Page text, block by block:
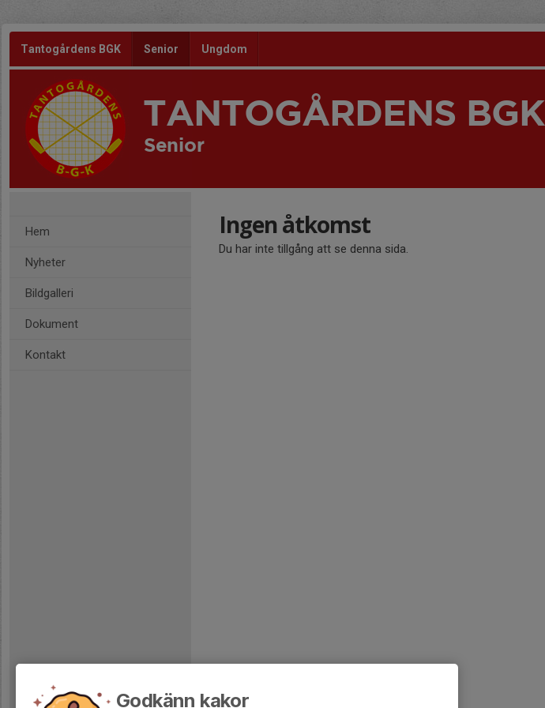
Tantogårdens BGK Senior Ungdom
TANTOGÅRDENS BGK
Senior
Hem
Nyheter
Bildgalleri
Dokument
Kontakt
Ingen åtkomst
Du har inte tillgång att se denna sida.
Godkänn kakor